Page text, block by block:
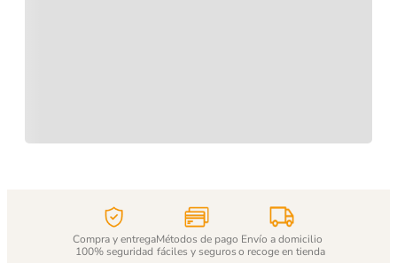
Compra y entrega
100% seguridad
Métodos de pago
fáciles y seguros
Envío a domicilio
o recoge en tienda